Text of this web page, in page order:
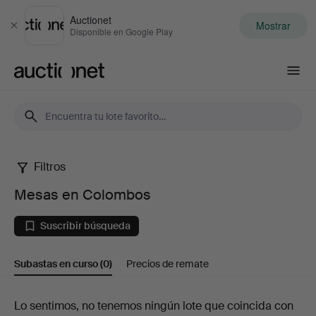
Cerrar
Auctionet
Disponible en Google Play Mostrar
Mesas
en
Colombos
Filtros
Mesas en Colombos
Suscribir búsqueda
Subastas en curso(0) Precios de remate
Subastas
Lo sentimos, no tenemos ningún lote que coincida con